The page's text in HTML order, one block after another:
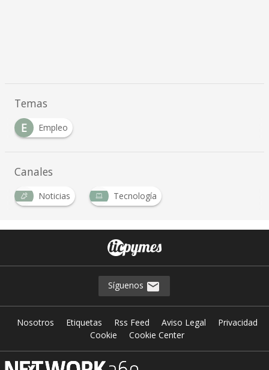
Temas
E
Empleo
Canales
Noticias Tecnología
Síguenos
Nosotros Etiquetas Rss Feed Aviso Legal
Privacidad
Cookie
Cookie Center